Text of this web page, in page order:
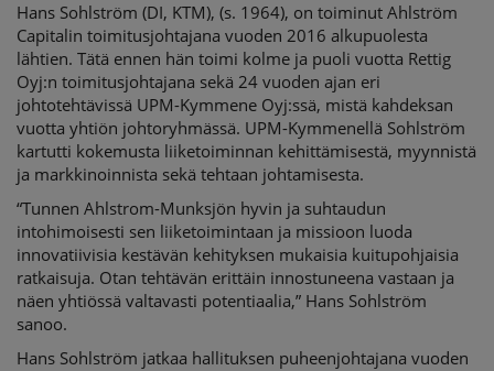
Hans Sohlström (DI, KTM), (s. 1964), on toiminut Ahlström
Capitalin toimitusjohtajana vuoden 2016 alkupuolesta
lähtien. Tätä ennen hän toimi kolme ja puoli vuotta Rettig
Oyj:n toimitusjohtajana sekä 24 vuoden ajan eri
johtotehtävissä UPM-Kymmene Oyj:ssä, mistä kahdeksan
vuotta yhtiön johtoryhmässä. UPM-Kymmenellä Sohlström
kartutti kokemusta liiketoiminnan kehittämisestä, myynnistä
ja markkinoinnista sekä tehtaan johtamisesta.
“Tunnen Ahlstrom-Munksjön hyvin ja suhtaudun
intohimoisesti sen liiketoimintaan ja missioon luoda
innovatiivisia kestävän kehityksen mukaisia kuitupohjaisia
ratkaisuja. Otan tehtävän erittäin innostuneena vastaan ja
näen yhtiössä valtavasti potentiaalia,” Hans Sohlström
sanoo.
Hans Sohlström jatkaa hallituksen puheenjohtajana vuoden